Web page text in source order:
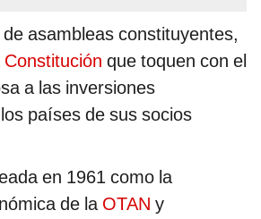
asambleas constituyentes,
Constitución que toquen con el
a las inversiones
países de sus socios
en 1961 como la
de la OTAN y